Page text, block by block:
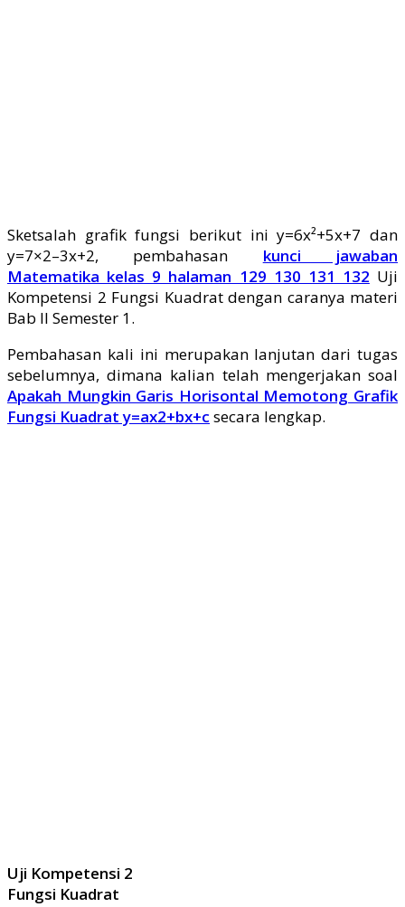
Sketsalah grafik fungsi berikut ini y=6x²+5x+7 dan
y=7×2–3x+2, pembahasan kunci jawaban
Matematika kelas 9 halaman 129 130 131 132 Uji
Kompetensi 2 Fungsi Kuadrat dengan caranya materi
Bab II Semester 1.
Pembahasan kali ini merupakan lanjutan dari tugas
sebelumnya, dimana kalian telah mengerjakan soal
Apakah Mungkin Garis Horisontal Memotong Grafik
Fungsi Kuadrat y=ax2+bx+c secara lengkap.
Uji Kompetensi 2
Fungsi Kuadrat